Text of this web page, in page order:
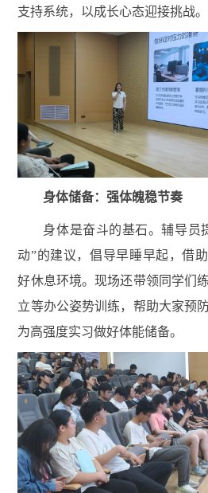
支持系统，以成长心态迎接挑战。
身体储备：强体魄稳节奏
身体是奋斗的基石。辅导员
动”的建议，倡导早睡早起，借
好休息环境。现场还带领同学们
立等办公姿势训练，帮助大家预
为高强度实习做好体能储备。